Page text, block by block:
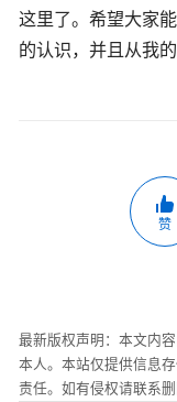
这里了。希望大家
的认识，并且从我
赞
最新版权声明：本文内
本人。本站仅提供信息
责任。如有侵权请联系删